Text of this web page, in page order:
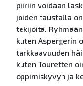
piiriin voidaan
joiden taustalla
tekijöitä.
kuten Aspergerin
tarkkaavuuden
kuten Touretten
oppimiskyvyn ja